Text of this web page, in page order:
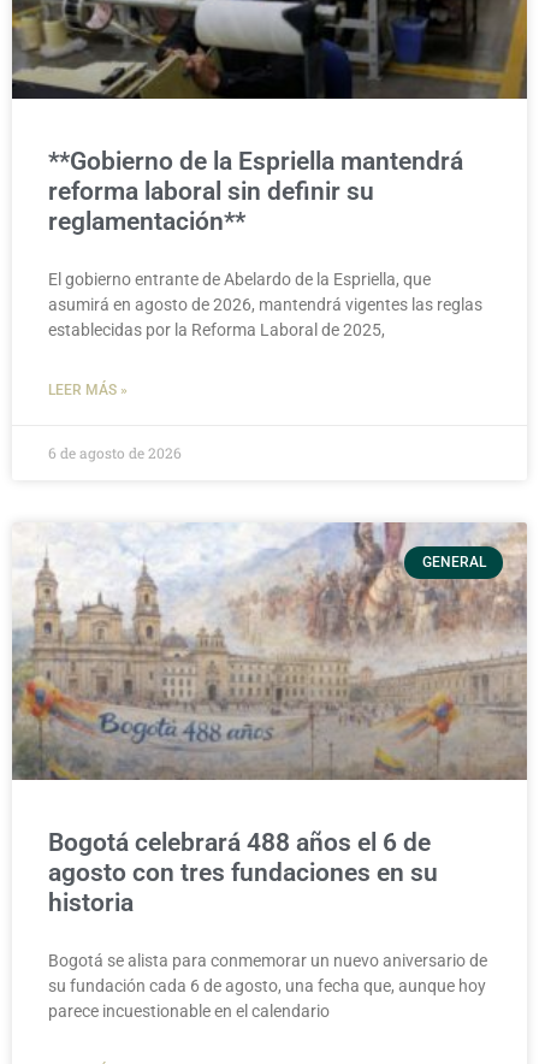
**Gobierno de la Espriella mantendrá
reforma laboral sin definir su
reglamentación**
El gobierno entrante de Abelardo de la Espriella, que
asumirá en agosto de 2026, mantendrá vigentes las reglas
establecidas por la Reforma Laboral de 2025,
LEER MÁS »
6 de agosto de 2026
GENERAL
Bogotá celebrará 488 años el 6 de
agosto con tres fundaciones en su
historia
Bogotá se alista para conmemorar un nuevo aniversario de
su fundación cada 6 de agosto, una fecha que, aunque hoy
parece incuestionable en el calendario